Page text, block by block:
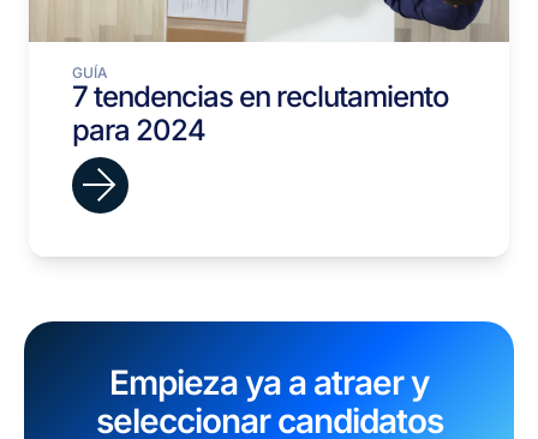
GUÍA
7 tendencias en reclutamiento
para 2024
Empieza ya a atraer y
seleccionar candidatos